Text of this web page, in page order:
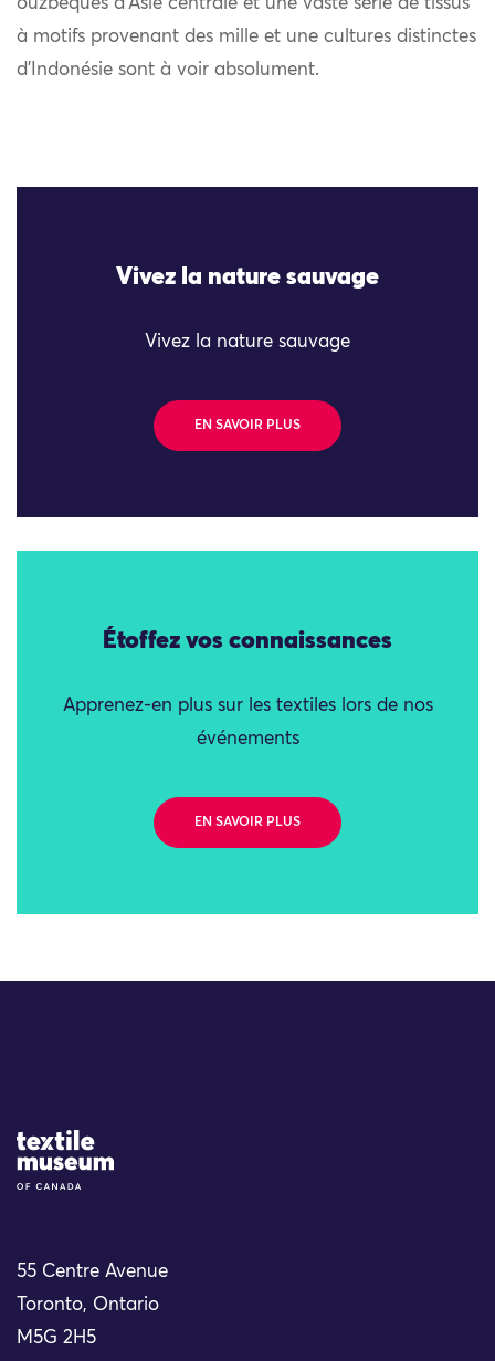
ouzbèques d’Asie centrale et une vaste série de tissus
à motifs provenant des mille et une cultures distinctes
d’Indonésie sont à voir absolument.
Vivez la nature sauvage
Vivez la nature sauvage
EN SAVOIR PLUS
Étoffez vos connaissances
Apprenez-en plus sur les textiles lors de nos
événements
EN SAVOIR PLUS
Site Logo
55 Centre Avenue
Toronto, Ontario
M5G 2H5